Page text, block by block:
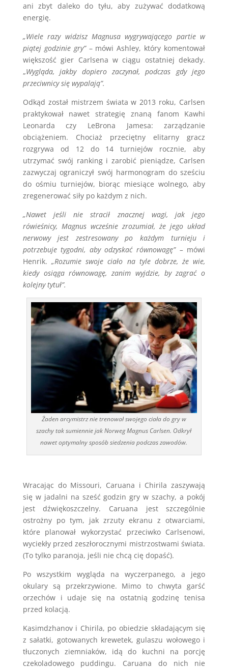
ani zbyt daleko do tyłu, aby zużywać dodatkową
energię.
„Wiele razy widzisz Magnusa wygrywającego partie w
piątej godzinie gry”– mówi Ashley, który komentował
większość gier Carlsena w ciągu ostatniej dekady.
„Wygląda, jakby dopiero zaczynał, podczas gdy jego
przeciwnicy się wypalają”.
Odkąd został mistrzem świata w 2013 roku, Carlsen
praktykował nawet strategię znaną fanom Kawhi
Leonarda czy LeBrona Jamesa: zarządzanie
obciążeniem. Chociaż przeciętny elitarny gracz
rozgrywa od 12 do 14 turniejów rocznie, aby
utrzymać swój ranking i zarobić pieniądze, Carlsen
zazwyczaj ograniczył swój harmonogram do sześciu
do ośmiu turniejów, biorąc miesiące wolnego, aby
zregenerować siły po każdym z nich.
„Nawet jeśli nie stracił znacznej wagi, jak jego
rówieśnicy, Magnus wcześnie zrozumiał, że jego układ
nerwowy jest zestresowany po każdym turnieju i
potrzebuje tygodni, aby odzyskać równowagę” – mówi
Henrik. „Rozumie swoje ciało na tyle dobrze, że wie,
kiedy osiąga równowagę, zanim wyjdzie, by zagrać o
kolejny tytuł”.
Żaden arcymistrz nie trenował swojego ciała do gry w
szachy tak sumiennie jak Norweg Magnus Carlsen. Odkrył
nawet optymalny sposób siedzenia podczas zawodów.
Wracając do Missouri, Caruana i Chirila zaszywają
się w jadalni na sześć godzin gry w szachy, a pokój
jest dźwiękoszczelny. Caruana jest szczególnie
ostrożny po tym, jak zrzuty ekranu z otwarciami,
które planował wykorzystać przeciwko Carlsenowi,
wyciekły przed zeszłorocznymi mistrzostwami świata.
(To tylko paranoja, jeśli nie chcą cię dopaść).
Po wszystkim wygląda na wyczerpanego, a jego
okulary są przekrzywione. Mimo to chwyta garść
orzechów i udaje się na ostatnią godzinę tenisa
przed kolacją.
Kasimdzhanov i Chirila, po obiedzie składającym się
z sałatki, gotowanych krewetek, gulaszu wołowego i
tłuczonych ziemniaków, idą do kuchni na porcję
czekoladowego puddingu. Caruana do nich nie